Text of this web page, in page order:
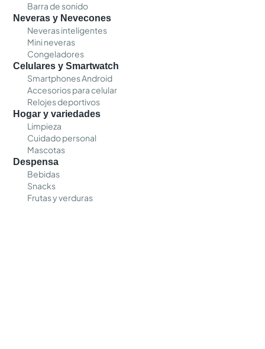
Barra de sonido
Neveras y Nevecones
Neveras inteligentes
Mini neveras
Congeladores
Celulares y Smartwatch
Smartphones Android
Accesorios para celular
Relojes deportivos
Hogar y variedades
Limpieza
Cuidado personal
Mascotas
Despensa
Bebidas
Snacks
Frutas y verduras